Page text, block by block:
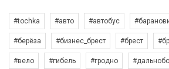
#tochka #авто #автобус
#берёза #бизнес_брест #брест
#вело #гибель #гродно